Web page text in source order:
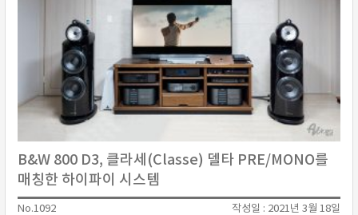
B&W 800 D3, 클라세(Classe) 델타 PRE/MONO를
매칭한 하이파이 시스템
No.1092 작성일 : 2021년 3월 18일